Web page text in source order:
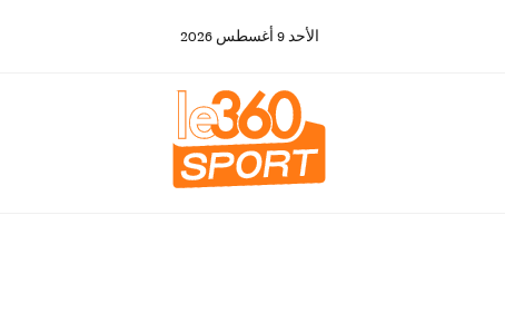
الأحد 9 أغسطس 2026